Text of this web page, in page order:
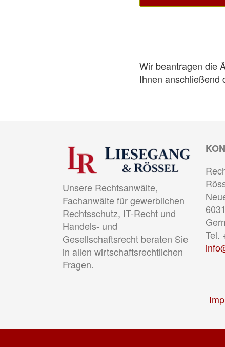
Wir beantragen die
Ihnen anschließend
Unsere Rechtsanwälte,
Fachanwälte für gewerblichen
Rechtsschutz, IT-Recht und
Handels- und
Gesellschaftsrecht beraten Sie
in allen wirtschaftsrechtlichen
Fragen.
Tel.